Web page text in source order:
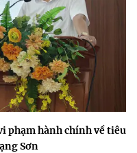
phạm hành chính về tiêu
Sơn